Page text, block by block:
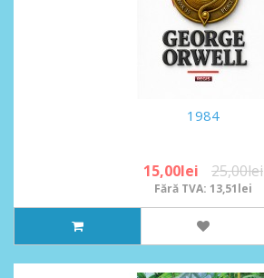
1984
15,00lei 25,00lei
Fără TVA: 13,51lei